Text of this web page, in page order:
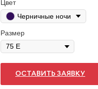
Цвет
Черничные ночи
Размер
ОСТАВИТЬ ЗАЯВКУ